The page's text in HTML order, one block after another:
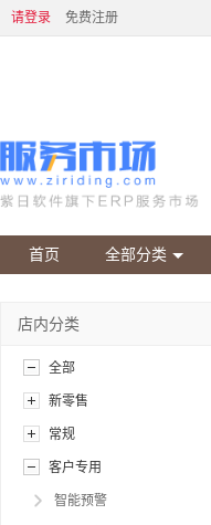
请登录 免费注册
首页 全部分类
店内分类
全部
新零售
常规
客户专用
智能预警